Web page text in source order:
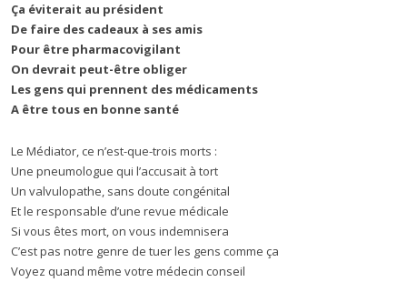
Ça éviterait au président
De faire des cadeaux à ses amis
Pour être pharmacovigilant
On devrait peut-être obliger
Les gens qui prennent des médicaments
A être tous en bonne santé
Le Médiator, ce n’est-que-trois morts :
Une pneumologue qui l’accusait à tort
Un valvulopathe, sans doute congénital
Et le responsable d’une revue médicale
Si vous êtes mort, on vous indemnisera
C’est pas notre genre de tuer les gens comme ça
Voyez quand même votre médecin conseil